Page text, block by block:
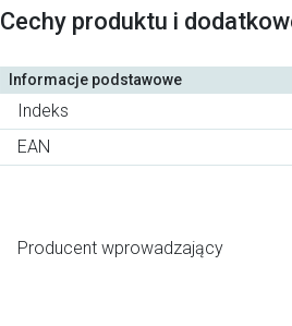
Cechy produktu i
Informacje podstawowe
Indeks
EAN
Producent wprowadzający